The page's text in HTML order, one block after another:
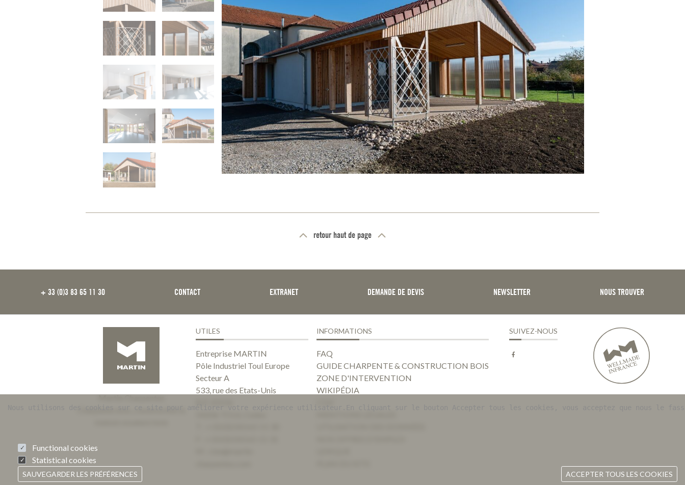
retour haut de page
+ 33 (0)3 83 65 11 30
CONTACT EXTRANET DEMANDE DE DEVIS NEWSLETTER NOUS TROUVER
UTILES
Entreprise MARTIN
Pôle Industriel Toul Europe
Secteur A
533, rue des Etats-Unis
INFORMATIONS
FAQ
GUIDE CHARPENTE & CONSTRUCTION BOIS
ZONE D'INTERVENTION
WIKIPÉDIA
SUIVEZ-NOUS
Functional cookies
Statistical cookies
SAUVEGARDER LES PRÉFÉRENCES ACCEPTER TOUS LES COOKIES